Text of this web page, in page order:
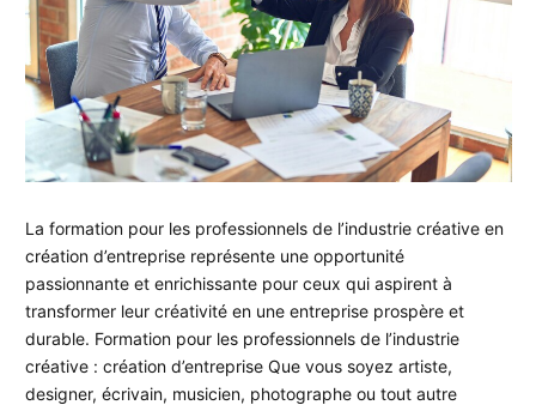
La formation pour les professionnels de l’industrie créative en
création d’entreprise représente une opportunité
passionnante et enrichissante pour ceux qui aspirent à
transformer leur créativité en une entreprise prospère et
durable. Formation pour les professionnels de l’industrie
créative : création d’entreprise Que vous soyez artiste,
designer, écrivain, musicien, photographe ou tout autre